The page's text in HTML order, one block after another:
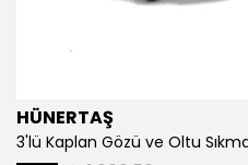
HÜNERTAŞ
3'lü Kaplan Gözü ve Oltu